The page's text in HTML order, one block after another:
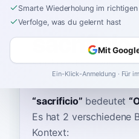
Startseite›Spanisch› Wörterbuch
sacrificio
sah-kree-FEE-syoh
“sacrificio” bedeutet “
Es hat 2 verschiedene
Kontext:
Smarte Wiederholung im
Verfolge, was du gelernt hast
Mit
Ein-Klick-Anmeldung · Für